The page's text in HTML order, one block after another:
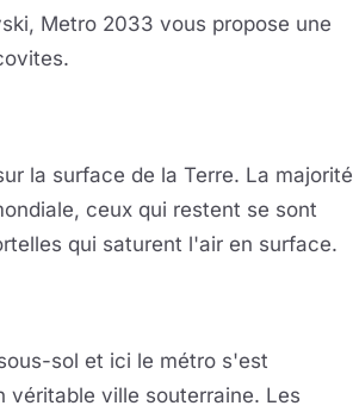
Metro 2033 vous propose une
la surface de la Terre. La majorité
ceux qui restent se sont
qui saturent l'air en surface.
sol et ici le métro s'est
véritable ville souterraine. Les